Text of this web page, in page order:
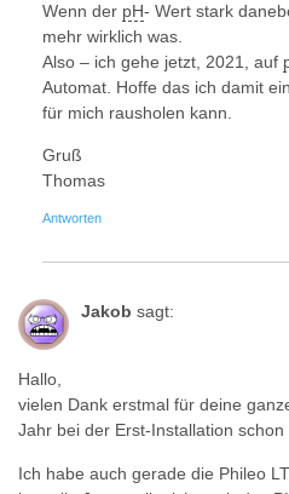
Wenn der pH- Wert stark
mehr wirklich was.
Also – ich gehe jetzt, 2021, auf
Automat. Hoffe das ich damit
für mich rausholen kann.
Gruß
Thomas
Antworten
Jakob sagt:
Hallo,
vielen Dank erstmal für deine
Jahr bei der Erst-Installation
Ich habe auch gerade die Phileo